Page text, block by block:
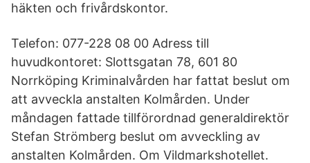
häkten och frivårdskontor.
Telefon: 077-228 08 00 Adress till
huvudkontoret: Slottsgatan 78, 601 80
Norrköping Kriminalvården har fattat beslut om
att avveckla anstalten Kolmården. Under
måndagen fattade tillförordnad generaldirektör
Stefan Strömberg beslut om avveckling av
anstalten Kolmården. Om Vildmarkshotellet.